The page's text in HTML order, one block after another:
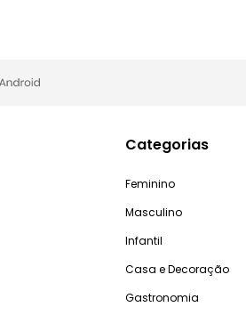
Categorias
Feminino
Masculino
Infantil
Casa e Decoração
Gastronomia